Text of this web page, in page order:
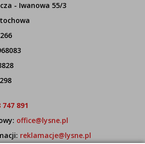
- Iwanowa 55/3
747 891
office@lysne.pl
reklamacje@lysne.pl